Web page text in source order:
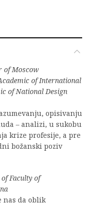
of Moscow
of International
of National Design
opisivanju
– analizi, u sukobu
krize profesije, a pre
božanski poziv
Faculty of
nas da oblik